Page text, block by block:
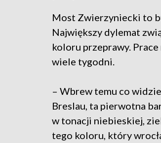
Most Zwierzyniecki to
Największy dylemat
koloru przeprawy.
wiele tygodni.
– Wbrew temu co
Breslau, ta pierwotna
w tonacji niebieskiej,
tego koloru, który